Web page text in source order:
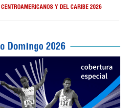
CENTROAMERICANOS Y DEL CARIBE 2026
Domingo 2026